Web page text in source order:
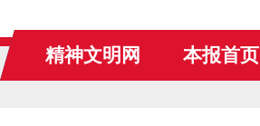
精神文明网 本报首页